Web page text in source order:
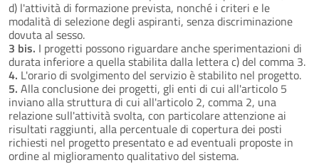
d) l'attività di formazione prevista, nonché i criteri e le
modalità di selezione degli aspiranti, senza discriminazione
dovuta al sesso.
3 bis. I progetti possono riguardare anche sperimentazioni di
durata inferiore a quella stabilita dalla lettera c) del comma 3.
4. L'orario di svolgimento del servizio è stabilito nel progetto.
5. Alla conclusione dei progetti, gli enti di cui all'articolo 5
inviano alla struttura di cui all'articolo 2, comma 2, una
relazione sull'attività svolta, con particolare attenzione ai
risultati raggiunti, alla percentuale di copertura dei posti
richiesti nel progetto presentato e ad eventuali proposte in
ordine al miglioramento qualitativo del sistema.